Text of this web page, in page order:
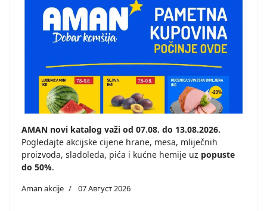
AMAN novi katalog važi od 07.08. do 13.08.2026.
Pogledajte akcijske cijene hrane, mesa, mliječnih
proizvoda, sladoleda, pića i kućne hemije uz popuste
do 50%.
Aman akcije 07 Август 2026